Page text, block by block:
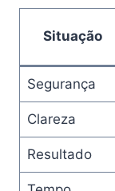
Situação
Segurança
Clareza
Resultado